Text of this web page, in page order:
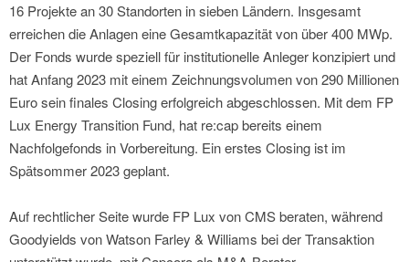
16 Projekte an 30 Standorten in sieben Ländern. Insgesamt
erreichen die Anlagen eine Gesamtkapazität von über 400 MWp.
Der Fonds wurde speziell für institutionelle Anleger konzipiert und
hat Anfang 2023 mit einem Zeichnungsvolumen von 290 Millionen
Euro sein finales Closing erfolgreich abgeschlossen. Mit dem FP
Lux Energy Transition Fund, hat re:cap bereits einem
Nachfolgefonds in Vorbereitung. Ein erstes Closing ist im
Spätsommer 2023 geplant.
Auf rechtlicher Seite wurde FP Lux von CMS beraten, während
Goodyields von Watson Farley & Williams bei der Transaktion